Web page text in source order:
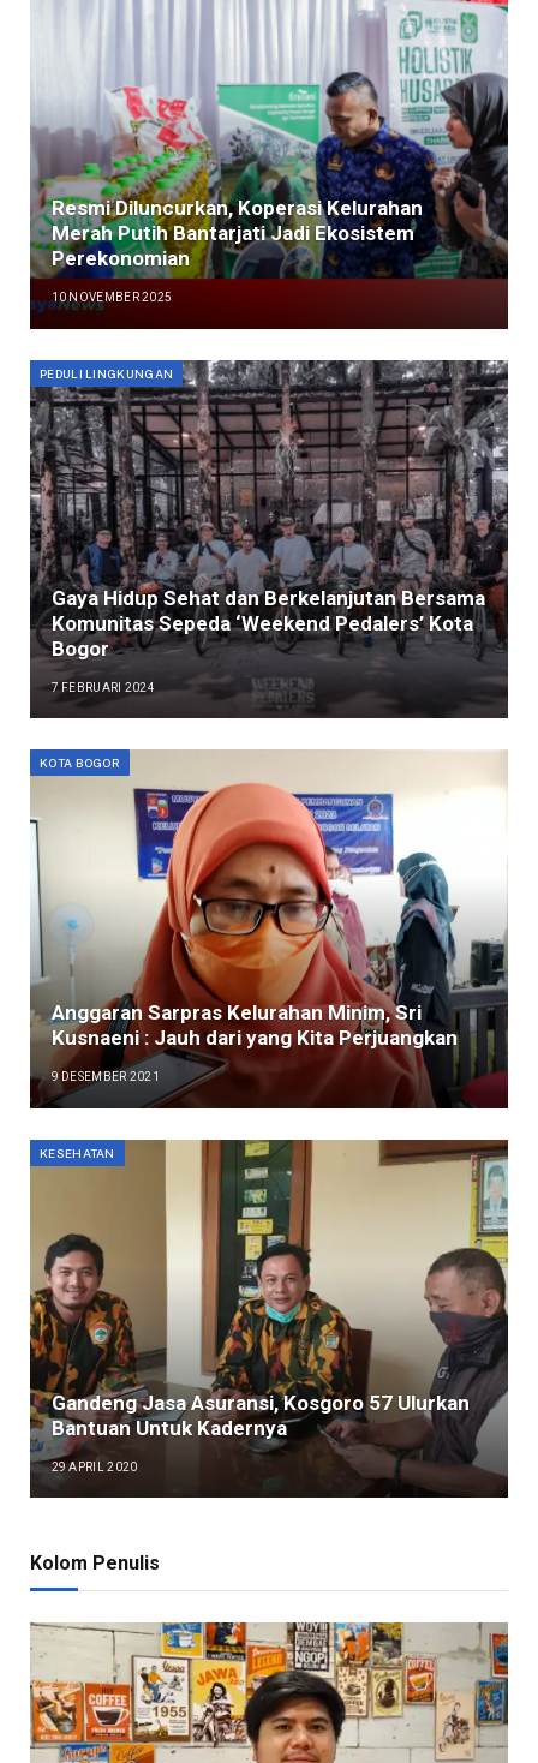
Resmi Diluncurkan, Koperasi Kelurahan
Merah Putih Bantarjati Jadi Ekosistem
Perekonomian
10 NOVEMBER 2025
PEDULI LINGKUNGAN
Gaya Hidup Sehat dan Berkelanjutan Bersama
Komunitas Sepeda ‘Weekend Pedalers’ Kota
Bogor
7 FEBRUARI 2024
KOTA BOGOR
Anggaran Sarpras Kelurahan Minim, Sri
Kusnaeni : Jauh dari yang Kita Perjuangkan
9 DESEMBER 2021
KESEHATAN
Gandeng Jasa Asuransi, Kosgoro 57 Ulurkan
Bantuan Untuk Kadernya
29 APRIL 2020
Kolom Penulis